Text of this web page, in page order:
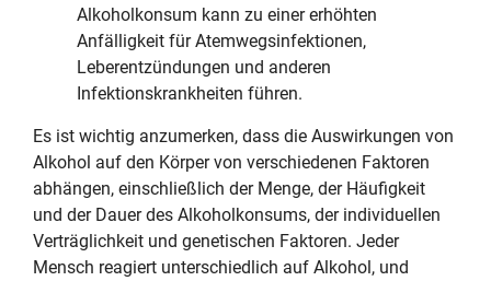
Alkoholkonsum kann zu einer erhöhten
Anfälligkeit für Atemwegsinfektionen,
Leberentzündungen und anderen
Infektionskrankheiten führen.
Es ist wichtig anzumerken, dass die Auswirkungen von
Alkohol auf den Körper von verschiedenen Faktoren
abhängen, einschließlich der Menge, der Häufigkeit
und der Dauer des Alkoholkonsums, der individuellen
Verträglichkeit und genetischen Faktoren. Jeder
Mensch reagiert unterschiedlich auf Alkohol, und